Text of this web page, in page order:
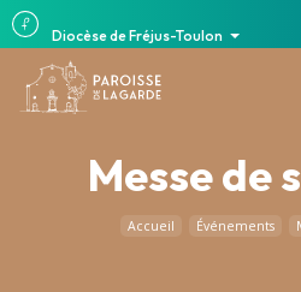
Diocèse de Fréjus-Toulon
Messe de
Accueil Événements